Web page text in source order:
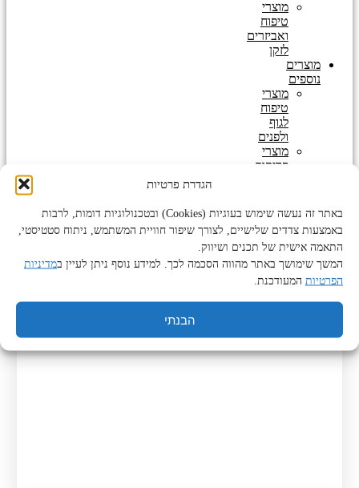
הגדרת פרטיות
באתר זה נעשה שימוש בעוגיות (Cookies) ובטכנולוגיות דומות, לרבות
באמצעות צדדים שלישיים, לצורך שיפור חוויית המשתמש, ניתוח סטטיסטי,
התאמה אישית של תכנים ושיווק.
המשך שימושך באתר מהווה הסכמה לכך. למידע נוסף ניתן לעיין במדיניות
הפרטיות המעודכנת.
הבנתי
מוצרי
טיפוח
ואביזרים
לזקן
מוצרים
נוספים
מוצרי
טיפוח
לגוף
ולפנים
מוצרי
פדיקור
לגוף
₪
0 עגלת
קניות
search